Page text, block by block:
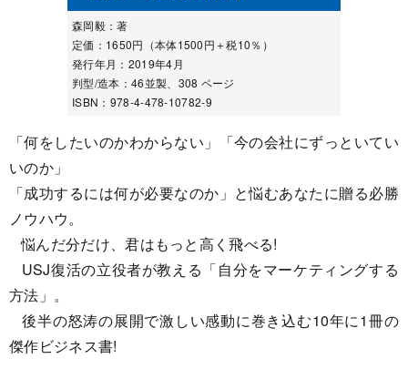
森岡毅：著
定価：1650円（本体1500円＋税10％）
発行年月：2019年4月
判型/造本：46並製、308 ページ
ISBN：978-4-478-10782-9
「何をしたいのかわからない」「今の会社にずっといてい
いのか」
「成功するには何が必要なのか」と悩むあなたに贈る必勝
ノウハウ。
悩んだ分だけ、君はもっと高く飛べる!
USJ復活の立役者が教える「自分をマーケティングする
方法」。
後半の怒涛の展開で激しい感動に巻き込む10年に1冊の
傑作ビジネス書!